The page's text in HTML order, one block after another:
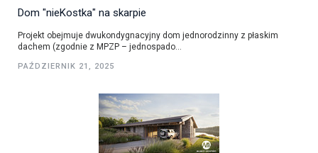
Dom "nieKostka" na skarpie
Projekt obejmuje dwukondygnacyjny dom jednorodzinny z płaskim
dachem (zgodnie z MPZP – jednospado...
PAŹDZIERNIK 21, 2025